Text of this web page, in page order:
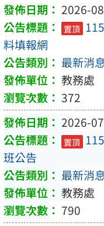
2026-
置頂
料填報網
最新消
教務處
372
2026-
置頂
班公告
最新消
教務處
790